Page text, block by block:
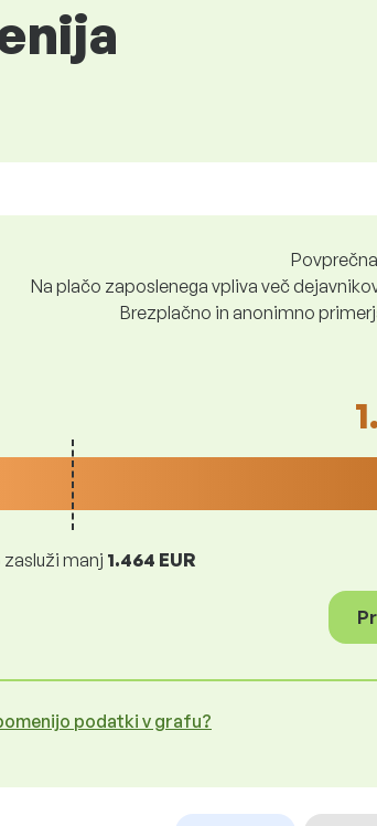
Na plačo zaposlenega vpliva več
Brezplačno in anonimno
zasluži manj 1.464 EUR
podatki v grafu?